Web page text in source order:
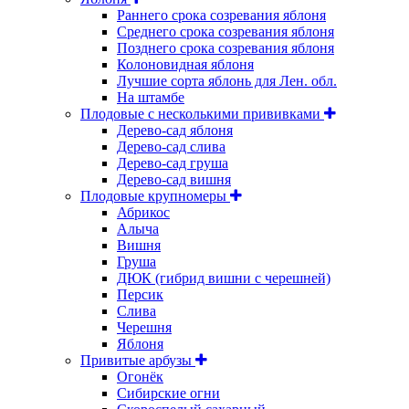
Раннего срока созревания яблоня
Среднего срока созревания яблоня
Позднего срока созревания яблоня
Колоновидная яблоня
Лучшие сорта яблонь для Лен. обл.
На штамбе
Плодовые с несколькими прививками
Дерево-сад яблоня
Дерево-сад слива
Дерево-сад груша
Дерево-сад вишня
Плодовые крупномеры
Абрикос
Алыча
Вишня
Груша
ДЮК (гибрид вишни с черешней)
Персик
Слива
Черешня
Яблоня
Привитые арбузы
Огонёк
Сибирские огни